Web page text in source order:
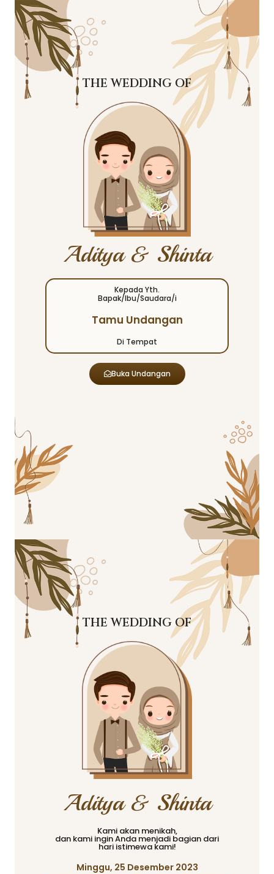
THE WEDDING OF
Aditya & Shinta
Kepada Yth.
Bapak/Ibu/Saudara/i
Tamu Undangan
Di Tempat
Buka Undangan
THE WEDDING OF
Aditya & Shinta
Kami akan menikah,
dan kami ingin Anda menjadi bagian dari
hari istimewa kami!
Minggu, 25 Desember 2023